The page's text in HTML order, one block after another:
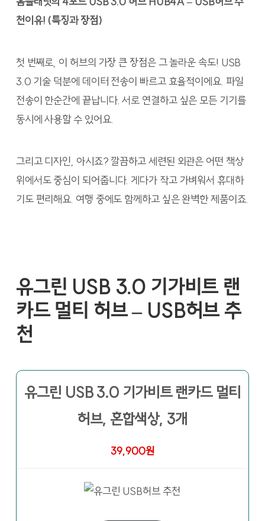
천이유! (특징과 장점)
첫 번째로, 이 허브의 가장 큰 장점은 그 놀라운 속도! USB
3.0 기술 덕분에 데이터 전송이 빠르고 효율적이에요. 파일
전송이 한순간에 끝납니다. 서로 연결하고 싶은 모든 기기를
동시에 사용할 수 있어요.
그리고 디자인, 아시죠? 깔끔하고 세련된 외관은 어떤 책상
위에서도 중심이 되어줍니다. 게다가 작고 가벼워서 휴대하
기도 편리해요. 여행 중에도 함께하고 싶은 완벽한 제품이죠.
유그린 USB 3.0 기가비트 랜
카드 멀티 허브 – USB허브 추
천
유그린 USB 3.0 기가비트 랜카드 멀티
허브, 혼합색상, 3개
39,900원